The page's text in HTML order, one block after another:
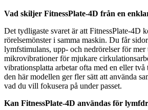
Vad skiljer FitnessPlate-4D från en
Det tydligaste svaret är att FitnessPlate-4D
rörelsemönster i samma maskin. Du får
lymfstimulans, upp- och nedrörelser för mer
mikrovibrationer för mjukare
vibrationsplatta arbetar ofta med en eller två
den här modellen ger fler sätt att använda
vad du vill fokusera på under passet.
Kan FitnessPlate-4D användas för